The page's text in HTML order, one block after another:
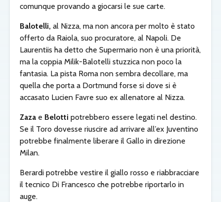
comunque provando a giocarsi le sue carte.
Balotelli, al Nizza, ma non ancora per molto è stato
offerto da Raiola, suo procuratore, al Napoli. De
Laurentiis ha detto che Supermario non è una priorità,
ma la coppia Milik-Balotelli stuzzica non poco la
fantasia. La pista Roma non sembra decollare, ma
quella che porta a Dortmund forse si dove si è
accasato Lucien Favre suo ex allenatore al Nizza.
Zaza e Belotti potrebbero essere legati nel destino.
Se il Toro dovesse riuscire ad arrivare all’ex Juventino
potrebbe finalmente liberare il Gallo in direzione
Milan.
Berardi potrebbe vestire il giallo rosso e riabbracciare
il tecnico Di Francesco che potrebbe riportarlo in
auge.